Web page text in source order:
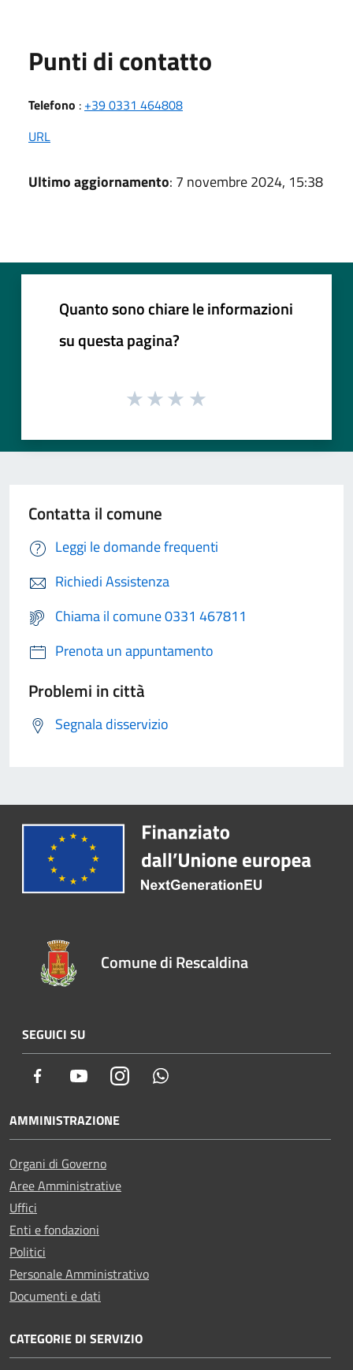
Punti di contatto
Telefono : +39 0331 464808
URL
Ultimo aggiornamento: 7 novembre 2024, 15:38
Quanto sono chiare le informazioni
su questa pagina?
Contatta il comune
Leggi le domande frequenti
Richiedi Assistenza
Chiama il comune 0331 467811
Prenota un appuntamento
Problemi in città
Segnala disservizio
Comune di Rescaldina
SEGUICI SU
Facebook YoutubeInstagram
AMMINISTRAZIONE
Organi di Governo
Aree Amministrative
Uffici
Enti e fondazioni
Politici
Personale Amministrativo
Documenti e dati
CATEGORIE DI SERVIZIO